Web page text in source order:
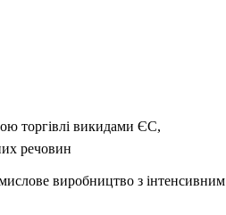
торгівлі викидами ЄС,
речовин
виробництво з інтенсивним